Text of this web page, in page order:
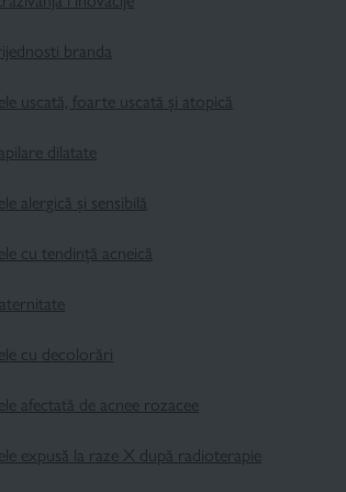
branda
uscată, foarte uscată și atopică
dilatate
alergică și sensibilă
cu tendință acneică
cu decolorări
afectată de acnee rozacee
expusă la raze X după radioterapie